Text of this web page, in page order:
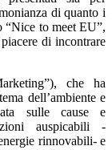
di quanto i
“Nice to meet EU”,
di incontrare
che ha
dell’ambiente e
sulle cause e
auspicabili -
rinnovabili- e